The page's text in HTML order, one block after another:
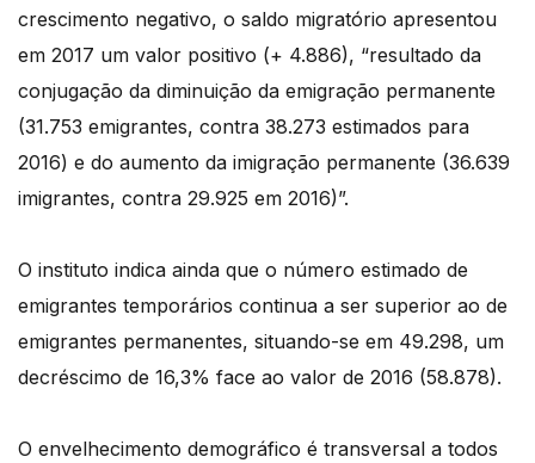
crescimento negativo, o saldo migratório apresentou
em 2017 um valor positivo (+ 4.886), “resultado da
conjugação da diminuição da emigração permanente
(31.753 emigrantes, contra 38.273 estimados para
2016) e do aumento da imigração permanente (36.639
imigrantes, contra 29.925 em 2016)”.
O instituto indica ainda que o número estimado de
emigrantes temporários continua a ser superior ao de
emigrantes permanentes, situando-se em 49.298, um
decréscimo de 16,3% face ao valor de 2016 (58.878).
O envelhecimento demográfico é transversal a todos